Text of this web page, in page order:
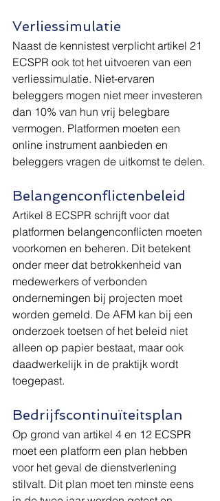
Verliessimulatie
Naast de kennistest verplicht artikel 21
ECSPR ook tot het uitvoeren van een
verliessimulatie. Niet-ervaren
beleggers mogen niet meer investeren
dan 10% van hun vrij belegbare
vermogen. Platformen moeten een
online instrument aanbieden en
beleggers vragen de uitkomst te delen.
Belangenconflictenbeleid
Artikel 8 ECSPR schrijft voor dat
platformen belangenconflicten moeten
voorkomen en beheren. Dit betekent
onder meer dat betrokkenheid van
medewerkers of verbonden
ondernemingen bij projecten moet
worden gemeld. De AFM kan bij een
onderzoek toetsen of het beleid niet
alleen op papier bestaat, maar ook
daadwerkelijk in de praktijk wordt
toegepast.
Bedrijfscontinuïteitsplan
Op grond van artikel 4 en 12 ECSPR
moet een platform een plan hebben
voor het geval de dienstverlening
stilvalt. Dit plan moet ten minste eens